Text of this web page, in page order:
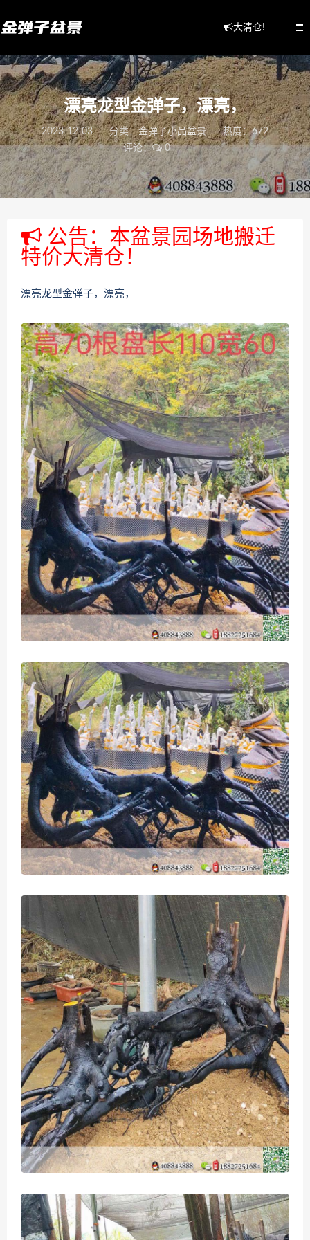
大清仓!
漂亮龙型金弹子，漂亮，
2023-12-03 分类：金弹子小品盆景
热度：672
评论：
0
公告：本盆景园场地搬迁
特价大清仓！
漂亮龙型金弹子，漂亮，